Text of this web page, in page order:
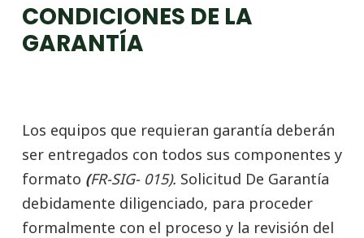
CONDICIONES DE LA
GARANTÍA
Los equipos que requieran garantía deberán
ser entregados con todos sus componentes y
formato (FR-SIG- 015). Solicitud De Garantía
debidamente diligenciado, para proceder
formalmente con el proceso y la revisión del